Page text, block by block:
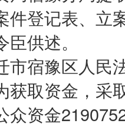
件登记表、立
供述。
宿豫区人民
获取资金，采
众资金